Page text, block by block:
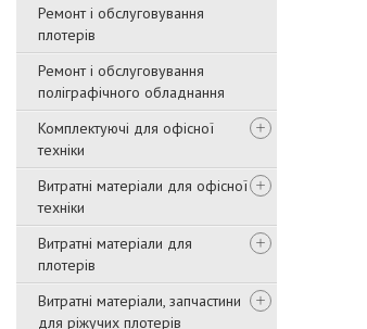
Ремонт і обслуговування
плотерів
Ремонт і обслуговування
поліграфічного обладнання
Комплектуючі для офісної
техніки
Витратні матеріали для офісної
техніки
Витратні матеріали для
плотерів
Витратні матеріали, запчастини
для ріжучих плотерів